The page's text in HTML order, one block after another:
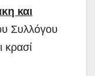
και
Συλλόγου
κρασί